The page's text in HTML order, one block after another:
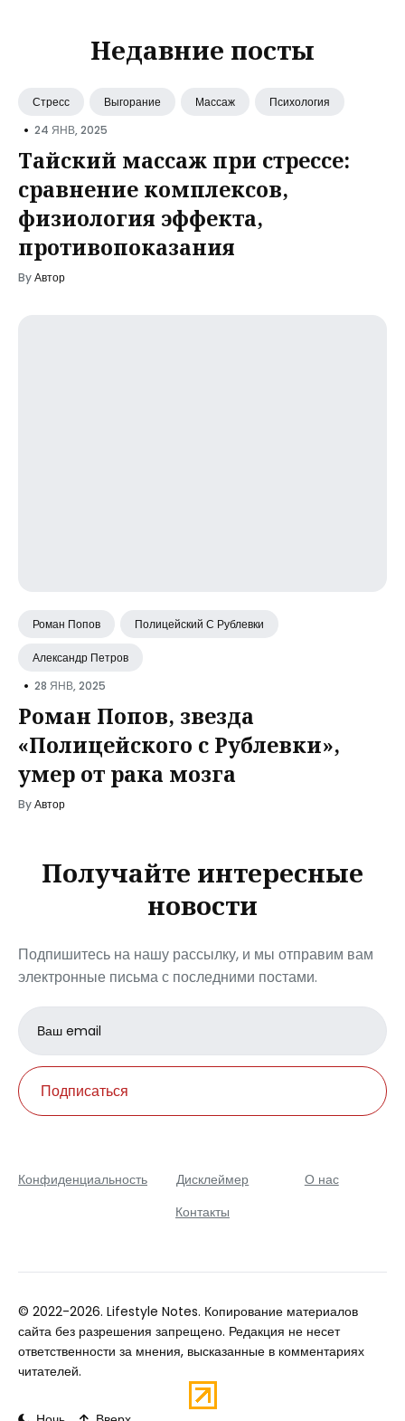
Недавние посты
Стресс Выгорание Массаж Психология
• 24 ЯНВ, 2025
Тайский массаж при стрессе:
сравнение комплексов,
физиология эффекта,
противопоказания
ByАвтор
Роман Попов Полицейский С Рублевки
Александр Петров
• 28 ЯНВ, 2025
Роман Попов, звезда
«Полицейского с Рублевки»,
умер от рака мозга
ByАвтор
Получайте интересные
новости
Подпишитесь на нашу рассылку, и мы отправим вам
электронные письма с последними постами.
Email
address
Подписаться
Конфиденциальность Дисклеймер
О нас
Контакты
© 2022-2026. Lifestyle Notes. Копирование материалов
сайта без разрешения запрещено. Редакция не несет
ответственности за мнения, высказанные в комментариях
читателей.